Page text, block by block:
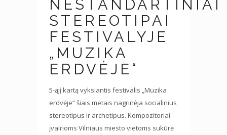
NESTANDARTINIAI
STEREOTIPAI
FESTIVALYJE
„MUZIKA
ERDVĖJE“
5-ąjį kartą vyksiantis festivalis „Muzika
erdvėje“ šiais metais nagrinėja socialinius
stereotipus ir archetipus. Kompozitoriai
įvairioms Vilniaus miesto vietoms sukūrė